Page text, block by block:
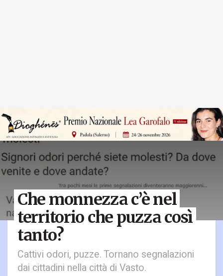
Che monnezza c’è nel
territorio che puzza così
tanto?
Cattivi odori, puzze. Tornano segnalazioni
dai cittadini nella città di Vasto.